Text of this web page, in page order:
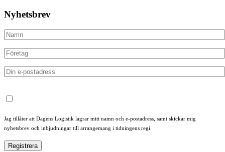
Nyhetsbrev
Jag tillåter att Dagens Logistik lagrar mitt namn och e-postadress, samt skickar mig
nyhetsbrev och inbjudningar till arrangemang i tidningens regi.